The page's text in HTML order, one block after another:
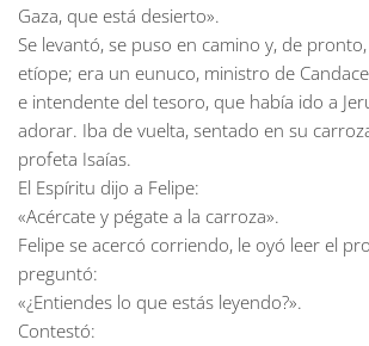
Gaza, que está desierto».
Se levantó, se puso en camino y, de
etíope; era un eunuco, ministro de
e intendente del tesoro, que había ido a
adorar. Iba de vuelta, sentado en su
profeta Isaías.
El Espíritu dijo a Felipe:
«Acércate y pégate a la carroza».
Felipe se acercó corriendo, le oyó leer el
preguntó:
«¿Entiendes lo que estás leyendo?».
Contestó: